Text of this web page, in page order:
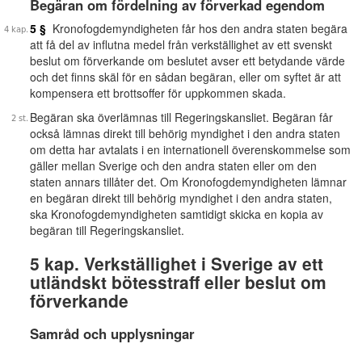
Begäran om fördelning av förverkad egendom
5 § Kronofogdemyndigheten får hos den andra staten begära
att få del av influtna medel från verkställighet av ett svenskt
beslut om förverkande om beslutet avser ett betydande värde
och det finns skäl för en sådan begäran, eller om syftet är att
kompensera ett brottsoffer för uppkommen skada.
Begäran ska överlämnas till Regeringskansliet. Begäran får
också lämnas direkt till behörig myndighet i den andra staten
om detta har avtalats i en internationell överenskommelse som
gäller mellan Sverige och den andra staten eller om den
staten annars tillåter det. Om Kronofogdemyndigheten lämnar
en begäran direkt till behörig myndighet i den andra staten,
ska Kronofogdemyndigheten samtidigt skicka en kopia av
begäran till Regeringskansliet.
5 kap. Verkställighet i Sverige av ett
utländskt bötesstraff eller beslut om
förverkande
Samråd och upplysningar